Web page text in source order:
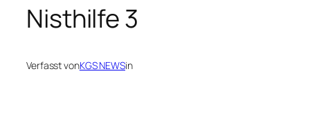
Nisthilfe 3
Verfasst vonKGS NEWSin